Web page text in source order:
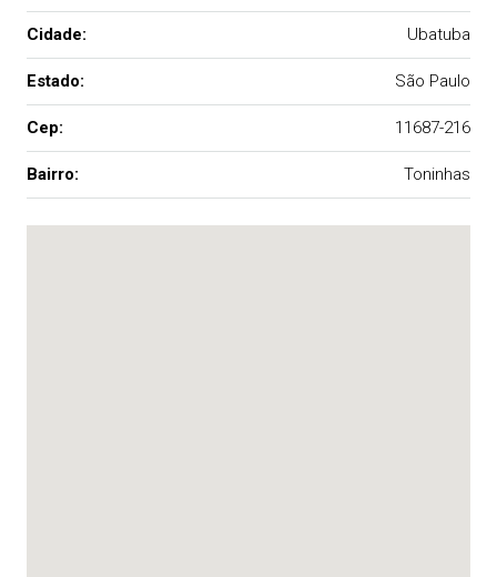
Cidade: Ubatuba
Estado: São Paulo
Cep: 11687-216
Bairro: Toninhas